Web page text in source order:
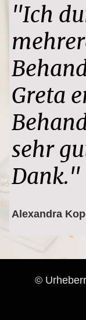
"Ich
Greta
sehr
Dank."
Alexandra
©